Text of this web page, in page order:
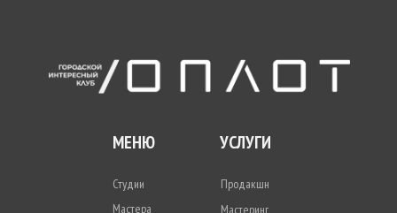
МЕНЮ УСЛУГИ
Студии
Мастера
Продакшн
Мастеринг